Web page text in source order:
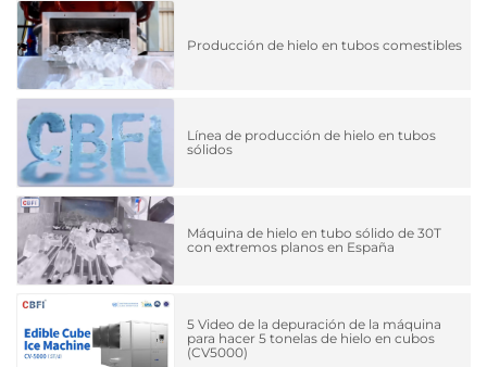
Producción de hielo en tubos comestibles
Línea de producción de hielo en tubos
sólidos
Máquina de hielo en tubo sólido de 30T
con extremos planos en España
5 Video de la depuración de la máquina
para hacer 5 tonelas de hielo en cubos
(CV5000)